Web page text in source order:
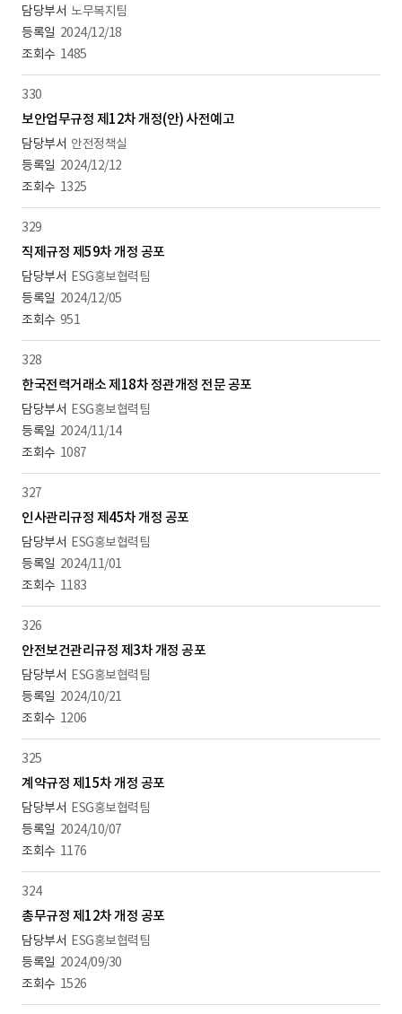
노무복지팀
2024/12/18
1485
330
보안업무규정 제12차 개정(안) 사전예고
안전정책실
2024/12/12
1325
329
직제규정 제59차 개정 공포
ESG홍보협력팀
2024/12/05
951
328
한국전력거래소 제18차 정관개정 전문 공포
ESG홍보협력팀
2024/11/14
1087
327
인사관리규정 제45차 개정 공포
ESG홍보협력팀
2024/11/01
1183
326
안전보건관리규정 제3차 개정 공포
ESG홍보협력팀
2024/10/21
1206
325
계약규정 제15차 개정 공포
ESG홍보협력팀
2024/10/07
1176
324
총무규정 제12차 개정 공포
ESG홍보협력팀
2024/09/30
1526